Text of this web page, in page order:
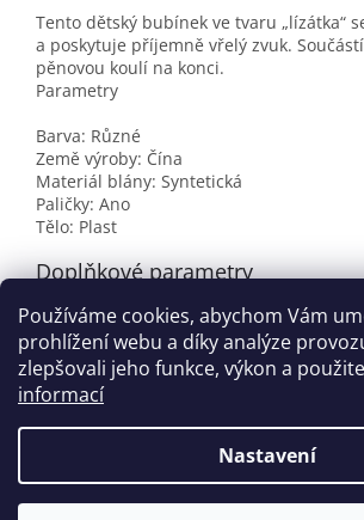
Používáme cookies, abychom Vám
prohlížení webu a díky analýze
zlepšovali jeho funkce, výkon a
informací
Nastavení
Tento dětský bubínek ve tvaru „lízátka“
a poskytuje příjemně vřelý zvuk.
pěnovou koulí na konci.
Parametry
Barva: Různé
Země výroby: Čína
Materiál blány: Syntetická
Paličky: Ano
Tělo: Plast
Doplňkové parametry
Kategorie: Ostatní nástroje a
EAN: 0787907052751
Vytvořil Shoptet